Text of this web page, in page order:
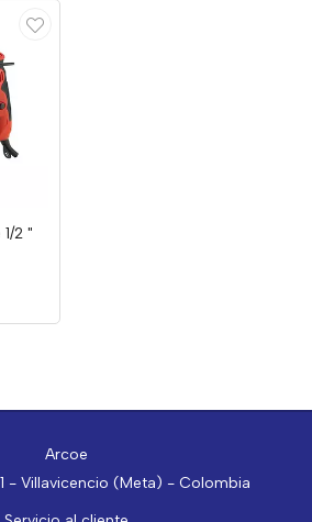
2 "
Arcoe
- Villavicencio (Meta) - Colombia